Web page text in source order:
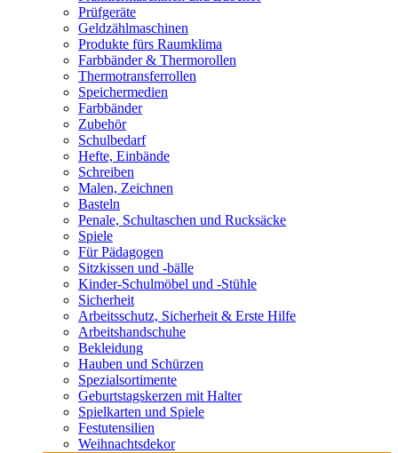
Prüfgeräte
Geldzählmaschinen
Produkte fürs Raumklima
Farbbänder & Thermorollen
Thermotransferrollen
Speichermedien
Farbbänder
Zubehör
Schulbedarf
Hefte, Einbände
Schreiben
Malen, Zeichnen
Basteln
Penale, Schultaschen und Rucksäcke
Spiele
Für Pädagogen
Sitzkissen und -bälle
Kinder-Schulmöbel und -Stühle
Sicherheit
Arbeitsschutz, Sicherheit & Erste Hilfe
Arbeitshandschuhe
Bekleidung
Hauben und Schürzen
Spezialsortimente
Geburtstagskerzen mit Halter
Spielkarten und Spiele
Festutensilien
Weihnachtsdekor